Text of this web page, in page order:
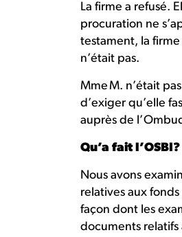
La firme a refusé.
procuration ne
testament, la
n’était pas.
Mme M. n’était
d’exiger qu’elle
auprès de
Qu’a fait l’OSBI?
Nous avons
relatives aux
façon dont les
documents relatifs